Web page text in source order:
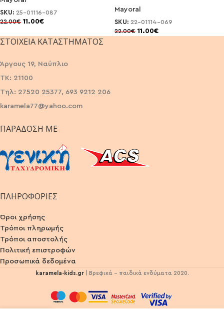
SKU: 25-01116-087
22.00€ 11.00€
Mayoral
SKU: 22-01114-069
22.00€ 11.00€
ΣΤΟΙΧΕΊΑ ΚΑΤΑΣΤΉΜΑΤΟΣ
Άργους 19, Ναύπλιο
ΤΚ: 21100
Τηλ: 27520 25377, 693 9212 206
karamela77@yahoo.com
ΠΑΡΆΔΟΣΗ ΜΕ
ΠΛΗΡΟΦΟΡΙΕΣ
Όροι χρήσης
Τρόποι πληρωμής
Τρόποι αποστολής
Πολιτική επιστροφών
Προσωπικά δεδομένα
karamela-kids.gr | Βρεφικά - παιδικά ενδύματα 2020.